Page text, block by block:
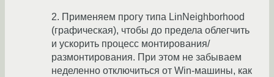
2. Применяем прогу типа LinNeighborhood
(графическая), чтобы до предела облегчить
и ускорить процесс монтирования/
размонтирования. При этом не забываем
неделенно отключиться от Win-машины, как